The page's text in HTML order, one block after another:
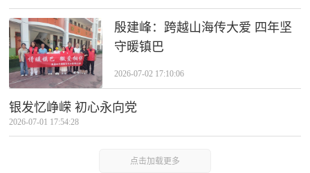
殷建峰：跨越山海传大爱 四年坚
守暖镇巴
2026-07-02 17:10:06
银发忆峥嵘 初心永向党
2026-07-01 17:54:28
点击加载更多